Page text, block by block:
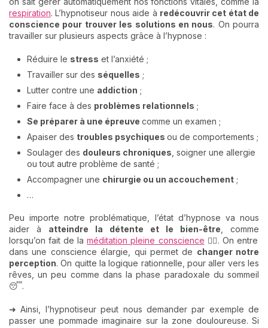
respiration. L’hypnotiseur nous aide à redécouvrir cet état de
conscience pour trouver les solutions en nous. On pourra
travailler sur plusieurs aspects grâce à l’hypnose :
Réduire le stress et l’anxiété ;
Travailler sur des séquelles ;
Lutter contre une addiction ;
Faire face à des problèmes relationnels ;
Se préparer à une épreuve comme un examen ;
Apaiser des troubles psychiques ou de comportements ;
Soulager des douleurs chroniques , soigner une allergie
ou tout autre problème de santé ;
Accompagner une chirurgie ou un accouchement ;
…
Peu importe notre problématique, l’état d’hypnose va nous
aider à atteindre la détente et le bien-être , comme
lorsqu’on fait de laméditation pleine conscience 🧘‍♀️. On entre
dans une conscience élargie, qui permet de changer notre
perception. On quitte la logique rationnelle, pour aller vers les
rêves, un peu comme dans la phase paradoxale du sommeil
😴.
➜ Ainsi, l’hypnotiseur peut nous demander par exemple de
passer une pommade imaginaire sur la zone douloureuse. Si